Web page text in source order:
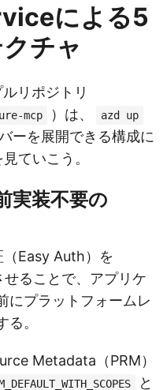
による5
チャ
リポジトリ
mcp ）は、 azd up
ーを展開できる構成に
ていこう。
装不要の
Easy Auth）を
ることで、アプリケ
にプラットフォームレ
。
Metadata（PRM）
と